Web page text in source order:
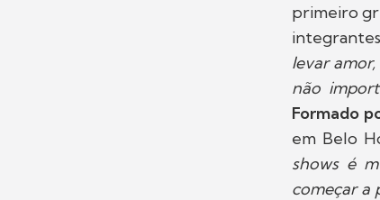
primeiro
levar
não
Formado
em Belo
shows é
começar a